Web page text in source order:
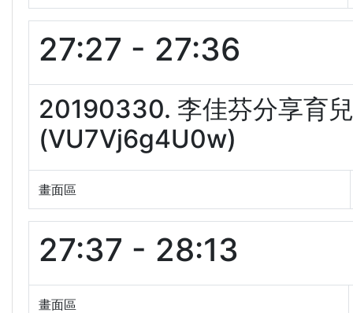
27:27 - 27:36
20190330. 李佳芬分享育
(VU7Vj6g4U0w)
畫面區
27:37 - 28:13
畫面區